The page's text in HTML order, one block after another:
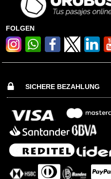
FOLGEN
SICHERE BEZAHLUNG